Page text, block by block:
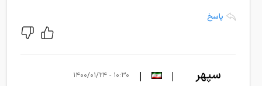
پاسخ
سپهر |
| ۱۰:۳۰ - ۱۴۰۰/۰۱/۲۴